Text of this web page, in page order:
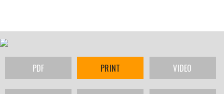
PDF PRINT VIDEO